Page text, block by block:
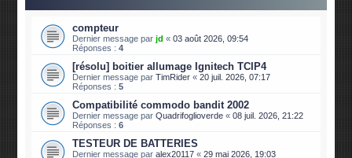
compteur
Dernier message parjd «03 août 2026, 09:54
Réponses :4
[résolu] boitier allumage Ignitech TCIP4
Dernier message parTimRider «20 juil. 2026, 07:17
Réponses :5
Compatibilité commodo bandit 2002
Dernier message parQuadrifoglioverde «08 juil. 2026, 21:22
Réponses :6
TESTEUR DE BATTERIES
Dernier message paralex20117 «29 mai 2026, 19:03